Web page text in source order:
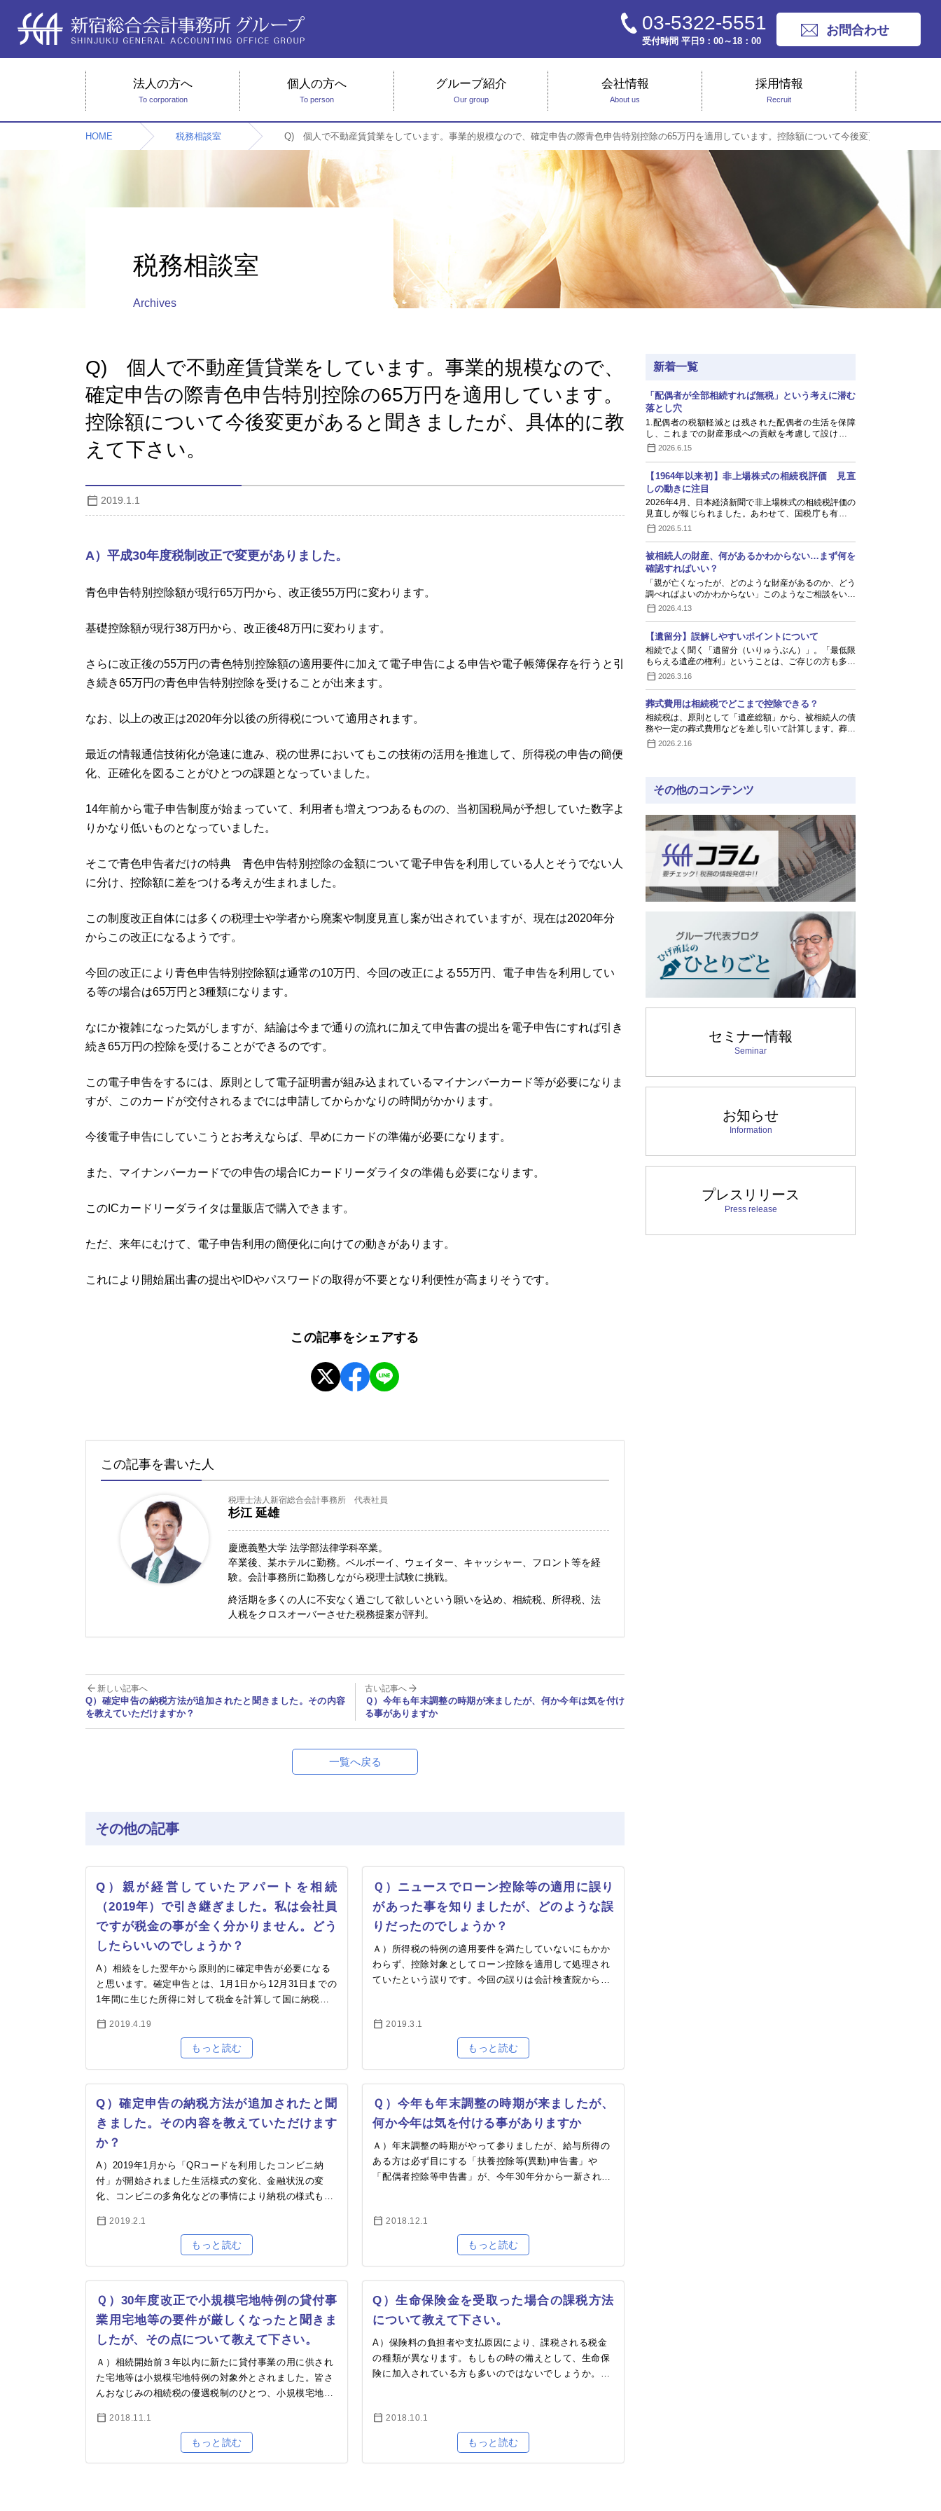
03-5322-5551
受付時間 平日9：00～18：00
お問合わせ
法人の方へ
To corporation
個人の方へ
To person
グループ紹介
Our group
会社情報
About us
採用情報
Recruit
HOME 税務相談室 Q) 個人で不動産賃貸業をしています。事業的規模なので、確定申告の際青色申告特別控除の65万円を適用しています。控除額について今後変更があると聞き
税務相談室
Archives
Q) 個人で不動産賃貸業をしています。事業的規模なので、
確定申告の際青色申告特別控除の65万円を適用しています。
控除額について今後変更があると聞きましたが、具体的に教
えて下さい。
2019.1.1
A）平成30年度税制改正で変更がありました。
青色申告特別控除額が現行65万円から、改正後55万円に変わります。
基礎控除額が現行38万円から、改正後48万円に変わります。
さらに改正後の55万円の青色特別控除額の適用要件に加えて電子申告による申告や電子帳簿保存を行うと引
き続き65万円の青色申告特別控除を受けることが出来ます。
なお、以上の改正は2020年分以後の所得税について適用されます。
最近の情報通信技術化が急速に進み、税の世界においてもこの技術の活用を推進して、所得税の申告の簡便
化、正確化を図ることがひとつの課題となっていました。
14年前から電子申告制度が始まっていて、利用者も増えつつあるものの、当初国税局が予想していた数字よ
りかなり低いものとなっていました。
そこで青色申告者だけの特典 青色申告特別控除の金額について電子申告を利用している人とそうでない人
に分け、控除額に差をつける考えが生まれました。
この制度改正自体には多くの税理士や学者から廃案や制度見直し案が出されていますが、現在は2020年分
からこの改正になるようです。
今回の改正により青色申告特別控除額は通常の10万円、今回の改正による55万円、電子申告を利用してい
る等の場合は65万円と3種類になります。
なにか複雑になった気がしますが、結論は今まで通りの流れに加えて申告書の提出を電子申告にすれば引き
続き65万円の控除を受けることができるのです。
この電子申告をするには、原則として電子証明書が組み込まれているマイナンバーカード等が必要になりま
すが、このカードが交付されるまでには申請してからかなりの時間がかかります。
今後電子申告にしていこうとお考えならば、早めにカードの準備が必要になります。
また、マイナンバーカードでの申告の場合ICカードリーダライタの準備も必要になります。
このICカードリーダライタは量販店で購入できます。
ただ、来年にむけて、電子申告利用の簡便化に向けての動きがあります。
これにより開始届出書の提出やIDやパスワードの取得が不要となり利便性が高まりそうです。
この記事をシェアする
この記事を書いた人
税理士法人新宿総合会計事務所 代表社員
杉江 延雄
慶應義塾大学 法学部法律学科卒業。
卒業後、某ホテルに勤務。ベルボーイ、ウェイター、キャッシャー、フロント等を経
験。会計事務所に勤務しながら税理士試験に挑戦。
終活期を多くの人に不安なく過ごして欲しいという願いを込め、相続税、所得税、法
人税をクロスオーバーさせた税務提案が評判。
新しい記事へ
Q）確定申告の納税方法が追加されたと聞きました。その内容
を教えていただけますか？
古い記事へ
Ｑ）今年も年末調整の時期が来ましたが、何か今年は気を付け
る事がありますか
一覧へ戻る
その他の記事
Q）親が経営していたアパートを相続
（2019年）で引き継ぎました。私は会社員
ですが税金の事が全く分かりません。どう
したらいいのでしょうか？
A）相続をした翌年から原則的に確定申告が必要になる
と思います。確定申告とは、1月1日から12月31日までの
1年間に生じた所得に対して税金を計算して国に納税を
定…
2019.4.19
Ｑ）ニュースでローン控除等の適用に誤り
があった事を知りましたが、どのような誤
りだったのでしょうか？
Ａ）所得税の特例の適用要件を満たしていないにもかか
わらず、控除対象としてローン控除を適用して処理され
ていたという誤りです。今回の誤りは会計検査院からの
2019.3.1
Q）確定申告の納税方法が追加されたと聞
きました。その内容を教えていただけます
か？
A）2019年1月から「QRコードを利用したコンビニ納
付」が開始されました生活様式の変化、金融状況の変
化、コンビニの多角化などの事情により納税の様式も、
用した…
2019.2.1
Ｑ）今年も年末調整の時期が来ましたが、
何か今年は気を付ける事がありますか
Ａ）年末調整の時期がやって参りましたが、給与所得の
ある方は必ず目にする「扶養控除等(異動)申告書」や
「配偶者控除等申告書」が、今年30年分から一新されま
2018.12.1
Ｑ）30年度改正で小規模宅地特例の貸付事
業用宅地等の要件が厳しくなったと聞きま
したが、その点について教えて下さい。
Ａ）相続開始前３年以内に新たに貸付事業の用に供され
た宅地等は小規模宅地特例の対象外とされました。皆さ
んおなじみの相続税の優遇税制のひとつ、小規模宅地等
2018.11.1
Q）生命保険金を受取った場合の課税方法
について教えて下さい。
A）保険料の負担者や支払原因により、課税される税金
の種類が異なります。もしもの時の備えとして、生命保
険に加入されている方も多いのではないでしょうか。ご
2018.10.1
新着一覧
「配偶者が全部相続すれば無税」という考えに潜む
落とし穴
1.配偶者の税額軽減とは残された配偶者の生活を保障
し、これまでの財産形成への貢献を考慮して設けられ
た…2026.6.15
【1964年以来初】非上場株式の相続税評価 見直
しの動きに注目
2026年4月、日本経済新聞で非上場株式の相続税評価の
見直しが報じられました。あわせて、国税庁も有識者
会…2026.5.11
被相続人の財産、何があるかわからない…まず何を
確認すればいい？
「親が亡くなったが、どのような財産があるのか、どう
調べればよいのかわからない」このようなご相談をい…
2026.4.13
【遺留分】誤解しやすいポイントについて
相続でよく聞く「遺留分（いりゅうぶん）」。「最低限
もらえる遺産の権利」ということは、ご存じの方も多…
2026.3.16
葬式費用は相続税でどこまで控除できる？
相続税は、原則として「遺産総額」から、被相続人の債
務や一定の葬式費用などを差し引いて計算します。葬…
2026.2.16
その他のコンテンツ
セミナー情報
Seminar
お知らせ
Information
プレスリリース
Press release